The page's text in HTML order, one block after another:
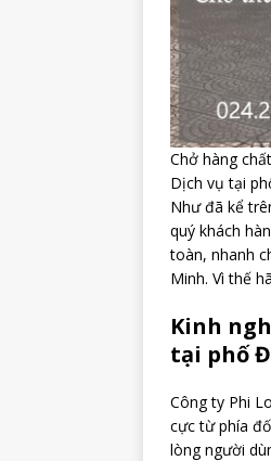
Chở hàng
Dịch vụ tại
Như đã kể
quý khách
toàn, nhanh
Minh. Vì thế
Kinh
tại phố
Công ty Phi
cực từ phía
lòng người